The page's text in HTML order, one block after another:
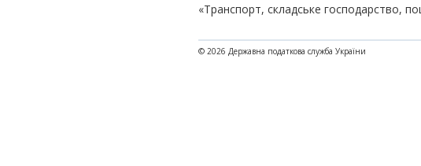
«Транспорт, складське господарство,
© 2026 Державна податкова служба України